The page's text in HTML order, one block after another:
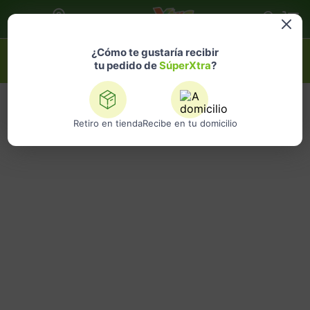
¿Cómo te gustaría recibir
tu pedido deSúperXtra?
Retiro en tiendaRecibe en tu domicilio
¿Qué estás buscando?